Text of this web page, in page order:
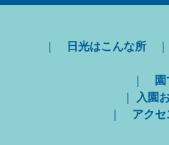
日光はこんな所
入園
アクセ